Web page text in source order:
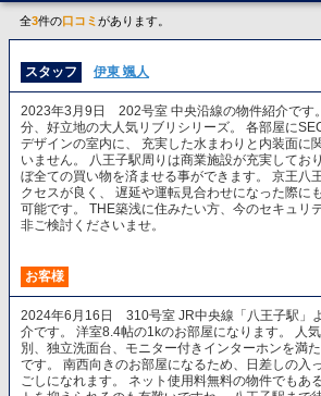
全3件の口コミ があります。
スタッフ 伊東 颯人
2023年3月9日 202号室 中央沿線の物件紹介です
分、好立地の大人気リブリシリーズ。 各部屋に
デザインの室内に、 充実した水まわりと内装面に
いません。 八王子駅周りは商業施設が充実してお
ぼ全ての買い物を済ませる事ができます。 京王八
クセスが良く、 遅延や運転見合わせになった際に
可能です。 THE築浅に住みたい方、今のセキュリ
非ご検討くださいませ。
お客様
2024年6月16日 310号室 JR中央線「八王子駅」
介です。 洋室8.4帖の1kのお部屋になります。 人
別、独立洗面台、モニター付きインターホンを満
です。 南西向きのお部屋になるため、日差しの入
ごしになれます。 ネット使用料無料の物件でもあ